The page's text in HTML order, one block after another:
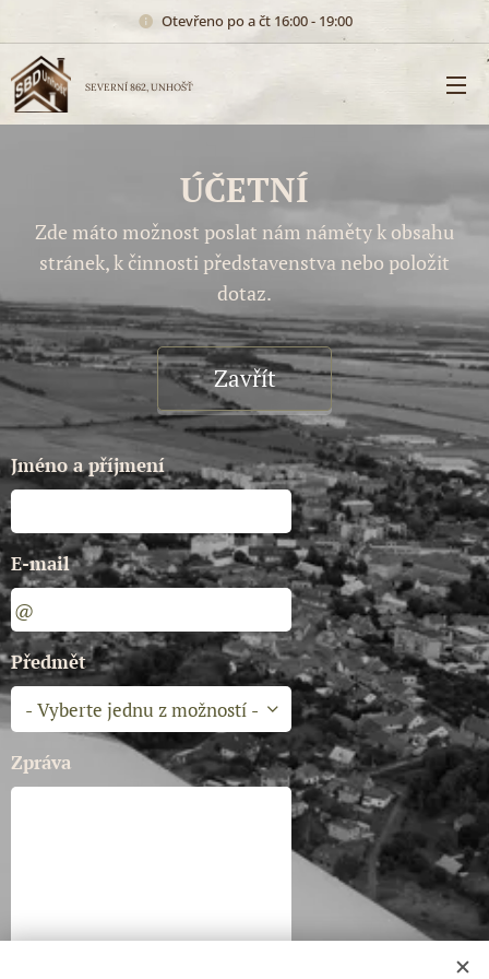
Otevřeno po a čt 16:00 - 19:00
SEVERNÍ 862, UNHOŠŤ
ÚČETNÍ
Zde máto možnost poslat nám náměty k obsahu
stránek, k činnosti představenstva nebo položit
dotaz.
Zavřít
Jméno a příjmení
E-mail
Předmět
Zpráva